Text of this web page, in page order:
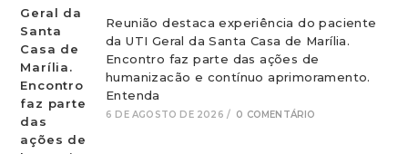
Reunião destaca experiência do paciente
da UTI Geral da Santa Casa de Marília.
Encontro faz parte das ações de
humanizacão e contínuo aprimoramento.
Entenda
6 DE AGOSTO DE 2026 / 0 COMENTÁRIO